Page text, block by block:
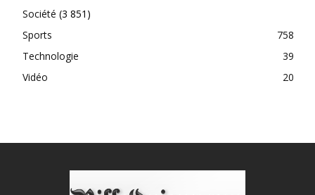
Société (3 851)
Sports
758
Technologie
39
Vidéo
20